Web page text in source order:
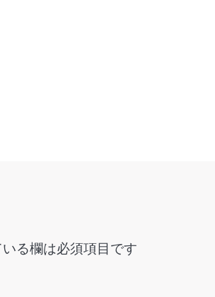
る欄は必須項目です